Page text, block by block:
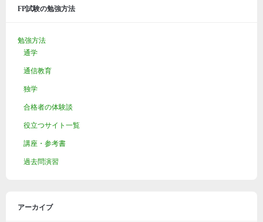
FP試験の勉強方法
勉強方法
通学
通信教育
独学
合格者の体験談
役立つサイト一覧
講座・参考書
過去問演習
アーカイブ